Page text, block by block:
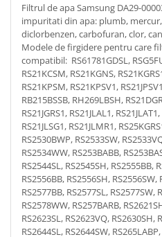
Filtrul de apa Samsung DA29-
impuritati din apa: plumb,
diclorbenzen, carbofuran, clor,
Modele de firgidere pentru care
compatibil: RS61781GDSL,
RS21KCSM, RS21KGNS,
RS21KPSM, RS21KPSV1,
RB215BSSB, RH269LBSH,
RS21JGRS1, RS21JLAL1,
RS21JLSG1, RS21JLMR1,
RS2530BWP, RS2533SW,
RS2534WW, RS253BABB,
RS2544SL, RS2545SH, RS2555BB,
RS2556BB, RS2556SH, RS2556SW,
RS2577BB, RS2577SL, RS2577SW,
RS2578WW, RS257BARB,
RS2623SL, RS2623VQ, RS2630SH,
RS2644SL, RS2644SW,